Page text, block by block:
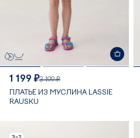
1 199 ₽3 199 ₽
ПЛАТЬЕ ИЗ МУСЛИНА LASSIE
RAUSKU